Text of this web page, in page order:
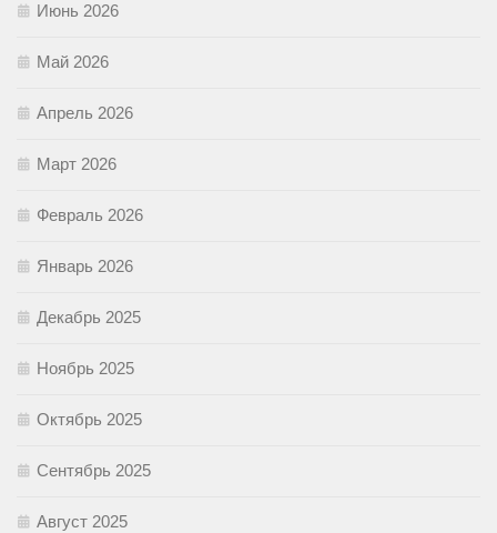
Июнь 2026
Май 2026
Апрель 2026
Март 2026
Февраль 2026
Январь 2026
Декабрь 2025
Ноябрь 2025
Октябрь 2025
Сентябрь 2025
Август 2025